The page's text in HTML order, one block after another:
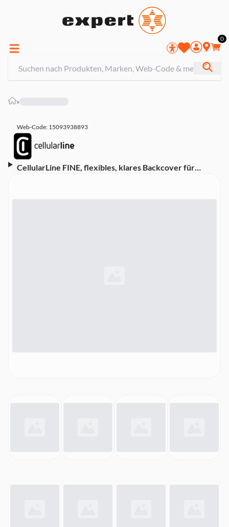
0
»
Web-Code: 15093938893
CellularLine FINE, flexibles, klares Backcover für